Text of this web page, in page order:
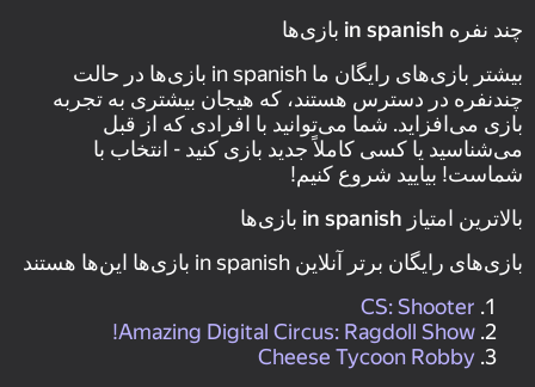
چند نفره in spanish بازی‌ها
بیشتر بازی‌های رایگان ما in spanish بازی‌ها در حالت
چندنفره در دسترس هستند، که هیجان بیشتری به تجربه
بازی می‌افزاید. شما می‌توانید با افرادی که از قبل
می‌شناسید یا کسی کاملاً جدید بازی کنید - انتخاب با
شماست! بیایید شروع کنیم!
بالاترین امتیاز in spanish بازی‌ها
بازی‌های رایگان برتر آنلاین in spanish بازی‌ها این‌ها هستند
CS: Shooter
Amazing Digital Circus: Ragdoll Show!
Cheese Tycoon Robby